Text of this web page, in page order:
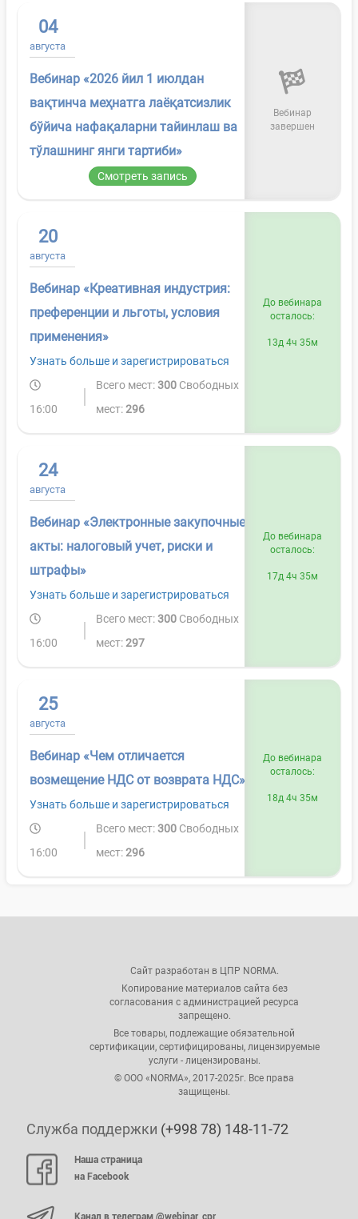
04
августа
Вебинар «2026 йил 1 июлдан
вақтинча меҳнатга лаёқатсизлик
бўйича нафақаларни тайинлаш ва
тўлашнинг янги тартиби»
Смотреть запись
Вебинар
завершен
20
августа
Вебинар «Креативная индустрия:
преференции и льготы, условия
применения»
Узнать больше и зарегистрироваться
16:00
Всего мест:300 Свободных
мест:296
До вебинара
осталось:
13д 4ч 35м
24
августа
Вебинар «Электронные закупочные
акты: налоговый учет, риски и
штрафы»
Узнать больше и зарегистрироваться
16:00
Всего мест:300 Свободных
мест:297
До вебинара
осталось:
17д 4ч 35м
25
августа
Вебинар «Чем отличается
возмещение НДС от возврата НДС»
Узнать больше и зарегистрироваться
16:00
Всего мест:300 Свободных
мест:296
До вебинара
осталось:
18д 4ч 35м
Сайт разработан в ЦПР NORMA.
Копирование материалов сайта без
согласования с администрацией ресурса
запрещено.
Все товары, подлежащие обязательной
сертификации, сертифицированы, лицензируемые
услуги - лицензированы.
© ООО «NORMA», 2017-2025г. Все права
защищены.
Служба поддержки (+998 78) 148-11-72
Наша страница
на Facebook
Канал в телеграм @webinar_cpr